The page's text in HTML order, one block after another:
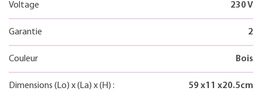
Voltage 230 V
Garantie 2
Couleur Bois
Dimensions (Lo) x(La) x(H) : 59 x11 x20.5cm